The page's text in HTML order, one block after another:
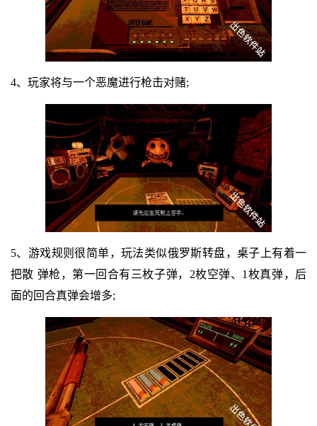
4、玩家将与一个恶魔进行枪击对赌;
5、游戏规则很简单，玩法类似俄罗斯转盘，桌子上有着一
把散 弹枪，第一回合有三枚子弹，2枚空弹、1枚真弹，后
面的回合真弹会增多;